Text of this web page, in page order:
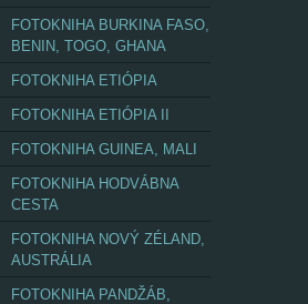
FOTOKNIHA BURKINA FASO,
BENIN, TOGO, GHANA
FOTOKNIHA ETIÓPIA
FOTOKNIHA ETIÓPIA II
FOTOKNIHA GUINEA, MALI
FOTOKNIHA HODVÁBNA
CESTA
FOTOKNIHA NOVÝ ZÉLAND,
AUSTRÁLIA
FOTOKNIHA PANDŽÁB,